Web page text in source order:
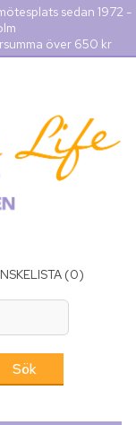
sedan 1972 -
över 650 kr
(0)